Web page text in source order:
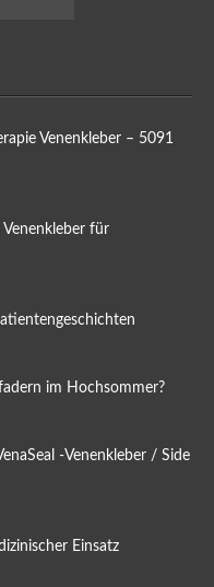
Venenkleber – 5091
für
im Hochsommer?
-Venenkleber / Side
Einsatz